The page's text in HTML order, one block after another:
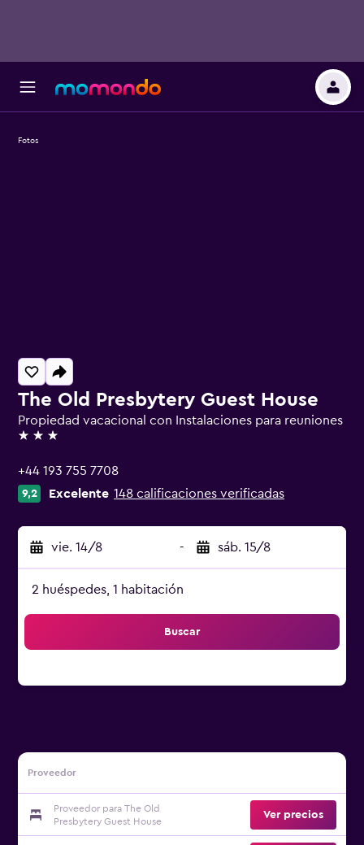
The Old Presbytery Guest House
Propiedad vacacional con Instalaciones para reuniones
3 estrellas
+44 193 755 7708
9,2 Excelente 148 calificaciones verificadas
vie. 14/8 - sáb. 15/8
2 huéspedes, 1 habitación
Buscar
Proveedor
Proveedor para The Old
Presbytery Guest House
Ver precios
Fotos